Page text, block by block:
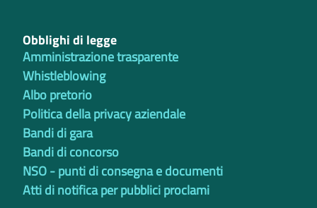
Obblighi di legge
Amministrazione trasparente
Whistleblowing
Albo pretorio
Politica della privacy aziendale
Bandi di gara
Bandi di concorso
NSO - punti di consegna e documenti
Atti di notifica per pubblici proclami